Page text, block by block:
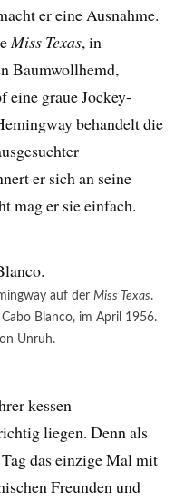
er eine Ausnahme.
Miss Texas, in
Baumwollhemd,
eine graue Jockey-
behandelt die
er sich an seine
mag er sie einfach.
auf der Miss Texas.
Blanco, im April 1956.
Unruh.
kessen
liegen. Denn als
das einzige Mal mit
Freunden und